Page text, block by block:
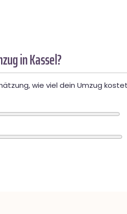
in Kassel?
wie viel dein Umzug